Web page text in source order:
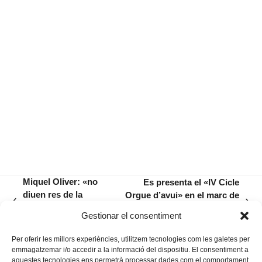
Gestionar el consentiment
Per oferir les millors experiències, utilitzem tecnologies com les galetes per
emmagatzemar i/o accedir a la informació del dispositiu. El consentiment a
aquestes tecnologies ens permetrà processar dades com el comportament
Miquel Oliver: «no
diuen res de la
post:
Es presenta el «IV Cicle
Orgue d’avui» en el marc de